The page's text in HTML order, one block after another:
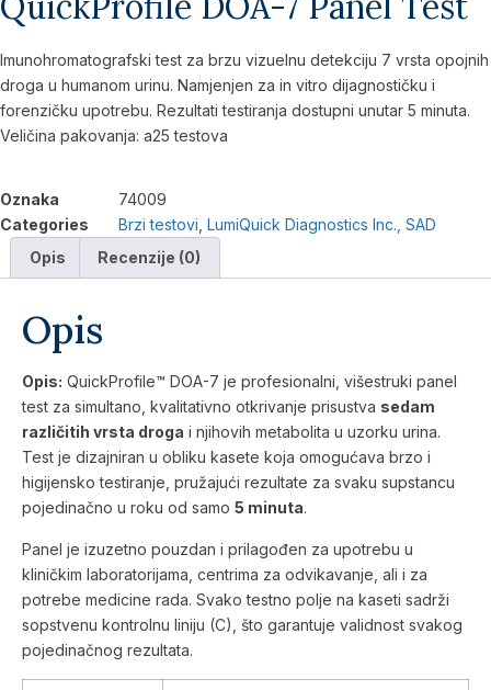
Imunohromatografski test za brzu vizuelnu detekciju 7 vrsta opojnih
droga u humanom urinu. Namjenjen za in vitro dijagnostičku i
forenzičku upotrebu. Rezultati testiranja dostupni unutar 5 minuta.
Veličina pakovanja: a25 testova
Oznaka
74009
Categories
Brzi testovi LumiQuick Diagnostics Inc., SAD
Opis
Recenzije (0)
Opis
Opis: QuickProfile™ DOA-7 je profesionalni, višestruki panel
test za simultano, kvalitativno otkrivanje prisustva sedam
različitih vrsta droga i njihovih metabolita u uzorku urina.
Test je dizajniran u obliku kasete koja omogućava brzo i
higijensko testiranje, pružajući rezultate za svaku supstancu
pojedinačno u roku od samo 5 minuta.
Panel je izuzetno pouzdan i prilagođen za upotrebu u
kliničkim laboratorijama, centrima za odvikavanje, ali i za
potrebe medicine rada. Svako testno polje na kaseti sadrži
sopstvenu kontrolnu liniju (C), što garantuje validnost svakog
pojedinačnog rezultata.